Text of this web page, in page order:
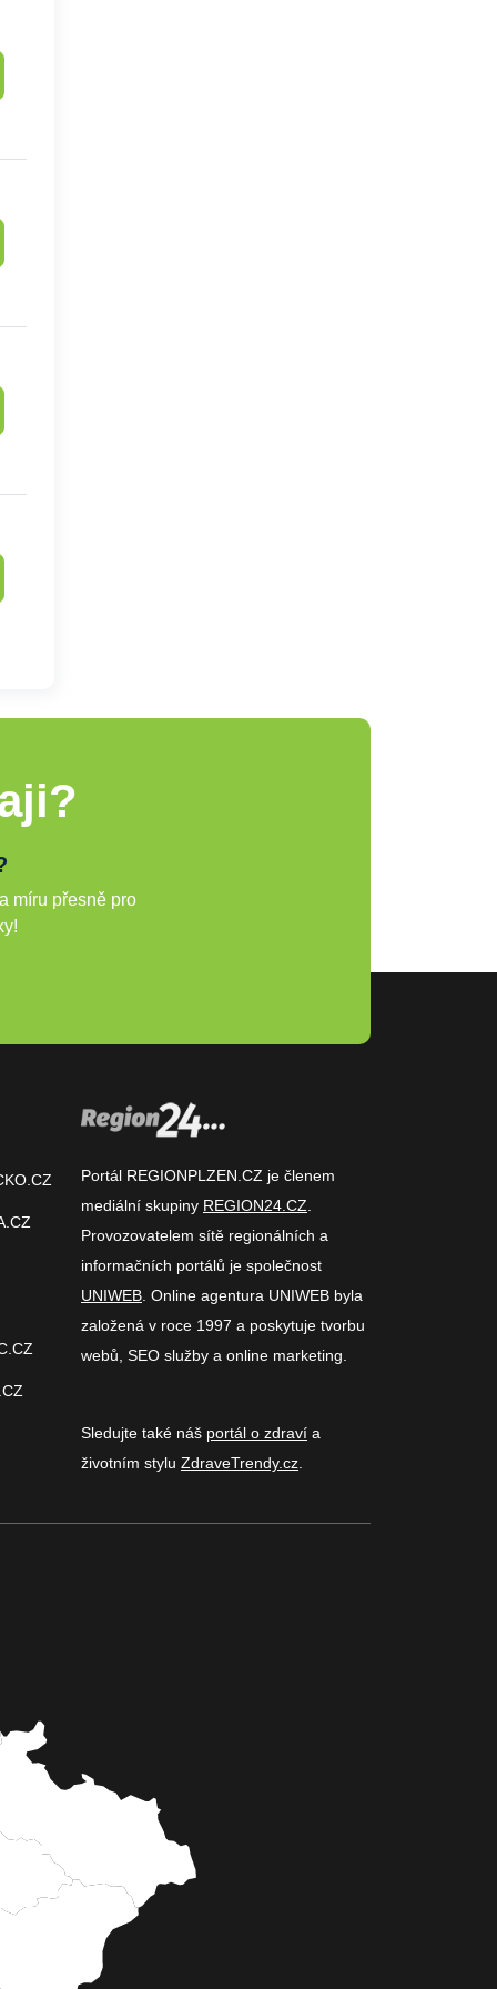
míru přesně pro
Portál REGIONPLZEN.CZ je členem
mediální skupiny REGION24.CZ
Provozovatelem sítě regionálních a
informačních portálů je společnost
UNIWEB . Online agentura UNIWEB byla
založená v roce 1997 a poskytuje tvorbu
webů, SEO služby a online marketing.
Sledujte také náš portál o zdraví a
životním stylu ZdraveTrendy.cz